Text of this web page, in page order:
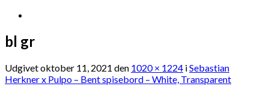
bl gr
Udgivetoktober 11, 2021 den 1020 × 1224 iSebastian
Herkner x Pulpo – Bent spisebord – White, Transparent